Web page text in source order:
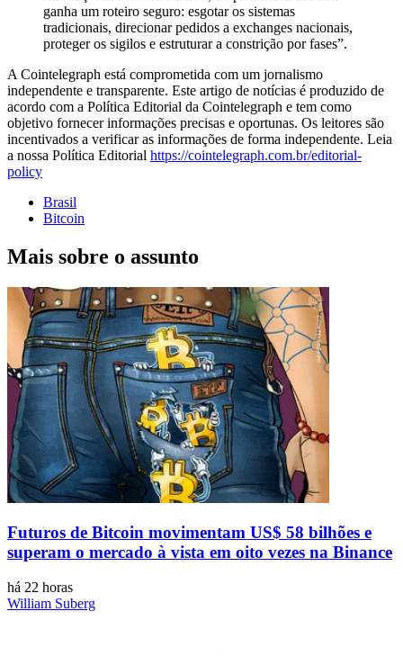
ganha um roteiro seguro: esgotar os sistemas
tradicionais, direcionar pedidos a exchanges nacionais,
proteger os sigilos e estruturar a constrição por fases”.
A Cointelegraph está comprometida com um jornalismo
independente e transparente. Este artigo de notícias é produzido de
acordo com a Política Editorial da Cointelegraph e tem como
objetivo fornecer informações precisas e oportunas. Os leitores são
incentivados a verificar as informações de forma independente. Leia
a nossa Política Editorial https://cointelegraph.com.br/editorial-
policy
Brasil
Bitcoin
Mais sobre o assunto
Futuros de Bitcoin movimentam US$ 58 bilhões e
superam o mercado à vista em oito vezes na Binance
há 22 horas
William Suberg